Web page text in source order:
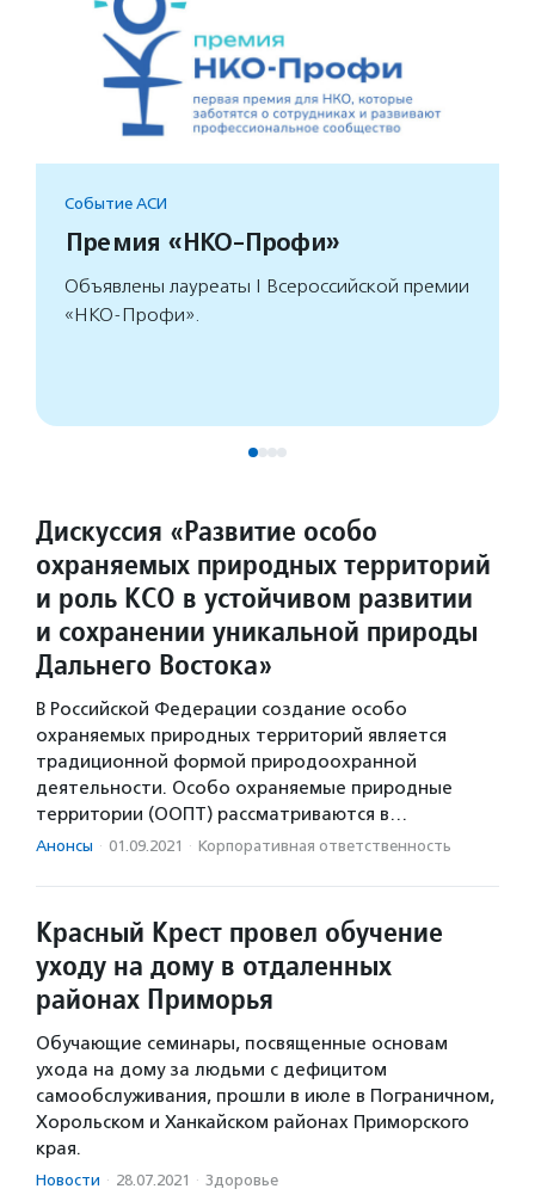
Событие АСИ
Премия «НКО-Профи»
Объявлены лауреаты I Всероссийской премии
«НКО-Профи».
Дискуссия «Развитие особо
охраняемых природных территорий
и роль КСО в устойчивом развитии
и сохранении уникальной природы
Дальнего Востока»
В Российской Федерации создание особо
охраняемых природных территорий является
традиционной формой природоохранной
деятельности. Особо охраняемые природные
территории (ООПТ) рассматриваются в…
Анонсы · 01.09.2021 · Корпоративная ответственность
Красный Крест провел обучение
уходу на дому в отдаленных
районах Приморья
Обучающие семинары, посвященные основам
ухода на дому за людьми с дефицитом
самообслуживания, прошли в июле в Пограничном,
Хорольском и Ханкайском районах Приморского
края.
Новости · 28.07.2021 · Здоровье